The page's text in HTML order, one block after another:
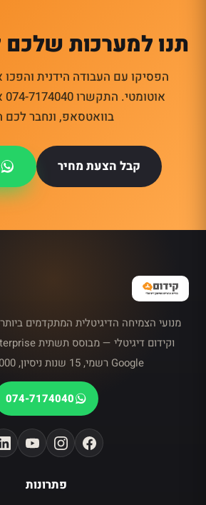
תנו למערכות שלכם
הפסיקו עם העבודה הידנית
בוואטסאפ, ונחבר לכם
קבל הצעת מחיר
מנועי הצמיחה הדיגיטלית המתקדמים
Google רשמי, 15 שנות ניסיון, 3,000+ לקוחות.
074-7174040
פתרונות